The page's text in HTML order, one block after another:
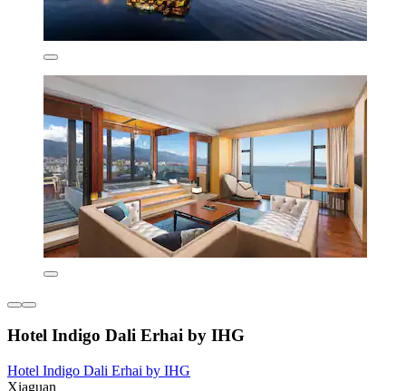
Hotel Indigo Dali Erhai by IHG
Hotel Indigo Dali Erhai by IHG
Xiaguan